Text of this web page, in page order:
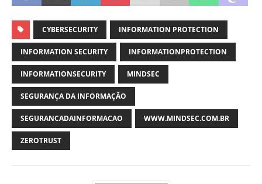
CYBERSECURITY INFORMATION PROTECTION
INFORMATION SECURITY INFORMATIONPROTECTION
INFORMATIONSECURITY MINDSEC
SEGURANÇA DA INFORMAÇÃO
SEGURANCADAINFORMACAO WWW.MINDSEC.COM.BR
ZEROTRUST